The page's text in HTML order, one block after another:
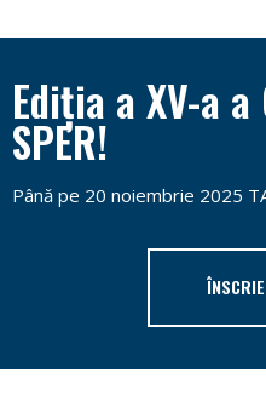
Ediția a XV-a
SPER!
Până pe 20 noiembrie 2025